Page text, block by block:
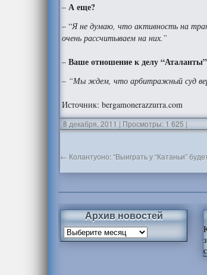
–А еще?
– “Я не думаю, что активность на
очень рассчитываем на них.”
–Ваше отношение к делу
– “Мы ждем, что арбитражный суд
Источник: bergamonerazzurra.com
8 декабря, 2011 | Просмотры: 1 625 |
← Колантуоно: “Выиграть у “Катаньи”
Архив новостей